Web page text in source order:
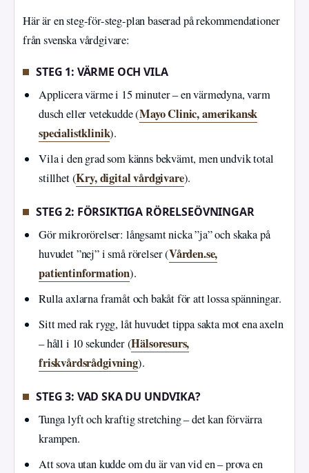
Här är en steg-för-steg-plan baserad på rekommendationer
från svenska vårdgivare:
STEG 1: VÄRME OCH VILA
Applicera värme i 15 minuter – en värmedyna, varm
dusch eller vetekudde (Mayo Clinic, amerikansk
specialistklinik).
Vila i den grad som känns bekvämt, men undvik total
stillhet (Kry, digital vårdgivare).
STEG 2: FÖRSIKTIGA RÖRELSEÖVNINGAR
Gör mikrorörelser: långsamt nicka ”ja” och skaka på
huvudet ”nej” i små rörelser (Vården.se,
patientinformation).
Rulla axlarna framåt och bakåt för att lossa spänningar.
Sitt med rak rygg, låt huvudet tippa sakta mot ena axeln
– håll i 10 sekunder (Hälsoresurs,
friskvårdsrådgivning).
STEG 3: VAD SKA DU UNDVIKA?
Tunga lyft och kraftig stretching – det kan förvärra
krampen.
Att sova utan kudde om du är van vid en – prova en